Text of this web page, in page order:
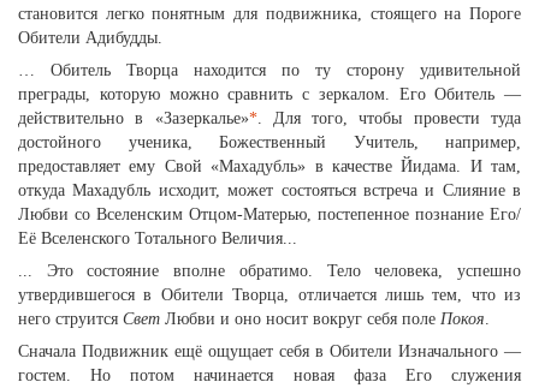
становится легко понятным для подвижника, стоящего на Пороге
Обители Адибудды.
… Обитель Творца находится по ту сторону удивительной
преграды, которую можно сравнить с зеркалом. Его Обитель —
действительно в «Зазеркалье»*. Для того, чтобы провести туда
достойного ученика, Божественный Учитель, например,
предоставляет ему Свой «Махадубль» в качестве Йидама. И там,
откуда Махадубль исходит, может состояться встреча и Слияние в
Любви со Вселенским Отцом-Матерью, постепенное познание Его/
Её Вселенского Тотального Величия...
... Это состояние вполне обратимо. Тело человека, успешно
утвердившегося в Обители Творца, отличается лишь тем, что из
него струится Свет Любви и оно носит вокруг себя поле Покоя.
Сначала Подвижник ещё ощущает себя в Обители Изначального —
гостем. Но потом начинается новая фаза Его служения